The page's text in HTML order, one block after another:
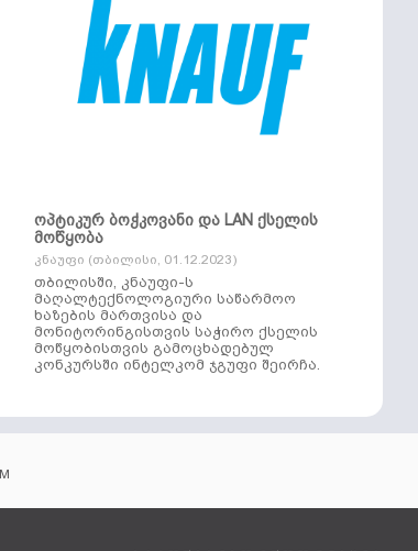
ოპტიკურ ბოჭკოვანი და LAN ქსელის
მოწყობა
კნაუფი (თბილისი, 01.12.2023)
თბილისში, კნაუფი-ს
მაღალტექნოლოგიური საწარმოო
ხაზების მართვისა და
მონიტორინგისთვის საჭირო ქსელის
მოწყობისთვის გამოცხადებულ
კონკურსში ინტელკომ ჯგუფი შეირჩა.